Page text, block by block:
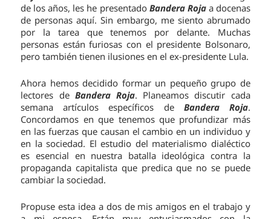
de los años, les he presentado Bandera Rojaa docenas
de personas aquí. Sin embargo, me siento abrumado
por la tarea que tenemos por delante. Muchas
personas están furiosas con el presidente Bolsonaro,
pero también tienen ilusiones en el ex-presidente Lula.
Ahora hemos decidido formar un pequeño grupo de
lectores de Bandera Roja. Planeamos discutir cada
semana artículos específicos de Bandera Roja.
Concordamos en que tenemos que profundizar más
en las fuerzas que causan el cambio en un individuo y
en la sociedad. El estudio del materialismo dialéctico
es esencial en nuestra batalla ideológica contra la
propaganda capitalista que predica que no se puede
cambiar la sociedad.
Propuse esta idea a dos de mis amigos en el trabajo y